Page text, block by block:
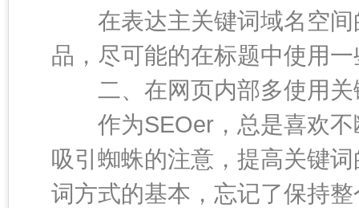
在表达主关键词域名空间
品，尽可能的在标题中使用
二、在网页内部多使用关
作为SEOer，总是喜欢不
吸引蜘蛛的注意，提高关键
词方式的基本，忘记了保持